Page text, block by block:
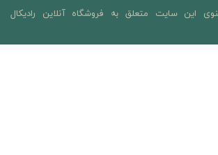
این سایت متعلق به فروشگاه آنلاین رادیکال